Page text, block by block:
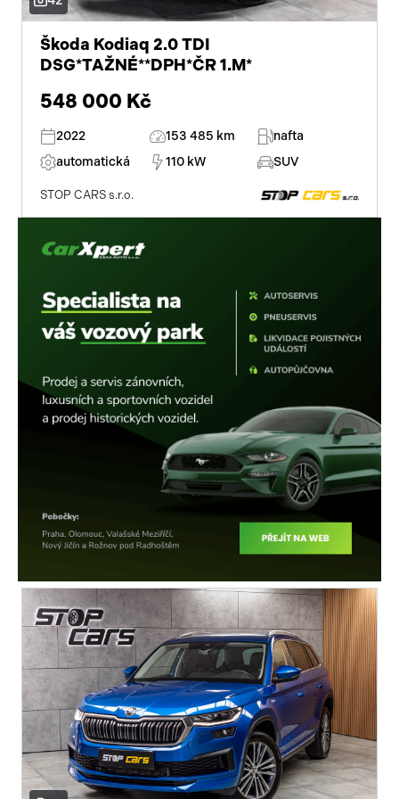
ambientní osvětlení interiéru
regulace tuhosti podvozku
roletky na zadních oknech
třízónová klimatizace
bluetooth
palubní počítač
USB
digitální přístrojový štít
multifunkční volant
nastavitelný volant
vyhřívaná sedadla
isofix
el. seřiditelná sedadla
zadní stěrač
mlhovky
Škoda Kodiaq 2.0 TDI
DSG*TAŽNÉ**DPH*ČR 1.M*
548 000 Kč
2022 153 485 km
nafta
automatická
110 kW SUV
STOP CARS s.r.o.